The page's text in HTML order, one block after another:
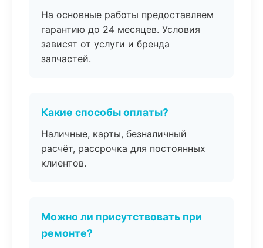
На основные работы предоставляем
гарантию до 24 месяцев. Условия
зависят от услуги и бренда
запчастей.
Какие способы оплаты?
Наличные, карты, безналичный
расчёт, рассрочка для постоянных
клиентов.
Можно ли присутствовать при
ремонте?